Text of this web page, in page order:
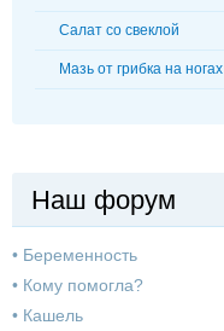
Салат со свеклой
Мазь от грибка на ногах
Наш форум
• Беременность
• Кому помогла?
• Кашель